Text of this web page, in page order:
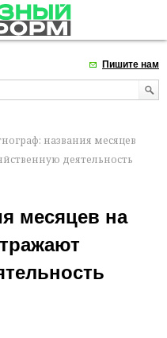
Пишите нам
названия месяцев
деятельность
месяцев на